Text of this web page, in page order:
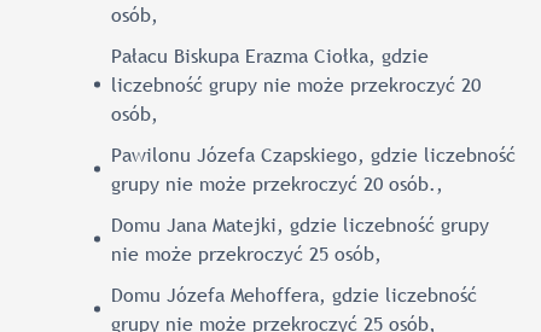
osób,
Pałacu Biskupa Erazma Ciołka, gdzie
liczebność grupy nie może przekroczyć 20
osób,
Pawilonu Józefa Czapskiego, gdzie liczebność
grupy nie może przekroczyć 20 osób.,
Domu Jana Matejki, gdzie liczebność grupy
nie może przekroczyć 25 osób,
Domu Józefa Mehoffera, gdzie liczebność
grupy nie może przekroczyć 25 osób,